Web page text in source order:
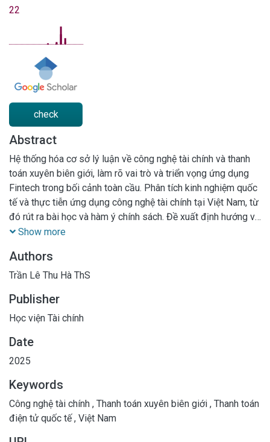
22
check
Abstract
Hệ thống hóa cơ sở lý luận về công nghệ tài chính và thanh
toán xuyên biên giới, làm rõ vai trò và triển vọng ứng dụng
Fintech trong bối cảnh toàn cầu. Phân tích kinh nghiệm quốc
tế và thực tiễn ứng dụng công nghệ tài chính tại Việt Nam, từ
đó rút ra bài học và hàm ý chính sách. Đề xuất định hướng và
khuyến nghị chính sách cho Việt Nam nhằm thúc đẩy ứng
Show more
Authors
Trần Lê Thu Hà ThS
Publisher
Học viện Tài chính
Date
2025
Keywords
Công nghệ tài chính , Thanh toán xuyên biên giới , Thanh toán
điện tử quốc tế, Việt Nam